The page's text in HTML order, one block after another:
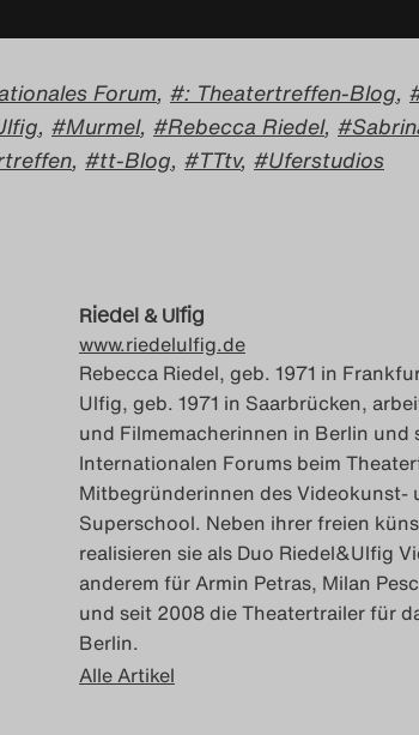
Forum, : Theatertreffen-Blog,
, Murmel, Rebecca Riedel,
, tt-Blog, TTtv, Uferstudios
Riedel & Ulfig
www.riedelulfig.de
Rebecca Riedel, geb. 1971 in
Ulfig, geb. 1971 in Saarbrücken,
und Filmemacherinnen in Berlin und
Internationalen Forums beim
Mitbegründerinnen des Videokunst-
Superschool. Neben ihrer freien
realisieren sie als Duo Riedel&Ulfig
anderem für Armin Petras, Milan
und seit 2008 die Theatertrailer für
Berlin.
Alle Artikel